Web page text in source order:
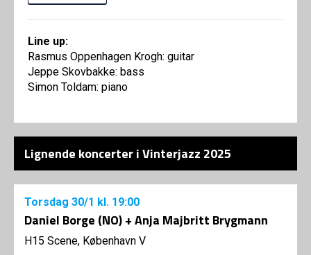
Line up:
Rasmus Oppenhagen Krogh: guitar
Jeppe Skovbakke: bass
Simon Toldam: piano
Lignende koncerter i Vinterjazz 2025
Torsdag 30/1 kl. 19:00
Daniel Borge (NO) + Anja Majbritt Brygmann
H15 Scene, København V